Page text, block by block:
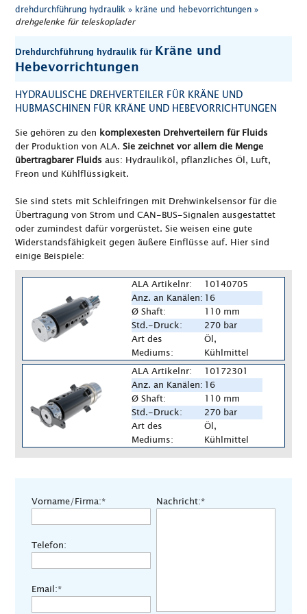
drehdurchführung hydraulik » kräne und hebevorrichtungen »
drehgelenke für teleskoplader
Drehdurchführung hydraulik für Kräne und
Hebevorrichtungen
HYDRAULISCHE DREHVERTEILER FÜR KRÄNE UND
HUBMASCHINEN FÜR KRÄNE UND HEBEVORRICHTUNGEN
Sie gehören zu den komplexesten Drehverteilern für Fluids
der Produktion von ALA. Sie zeichnet vor allem die Menge
übertragbarer Fluids aus: Hydrauliköl, pflanzliches Öl, Luft,
Freon und Kühlflüssigkeit.
Sie sind stets mit Schleifringen mit Drehwinkelsensor für die
Übertragung von Strom und CAN-BUS-Signalen ausgestattet
oder zumindest dafür vorgerüstet. Sie weisen eine gute
Widerstandsfähigkeit gegen äußere Einflüsse auf. Hier sind
einige Beispiele:
ALA Artikelnr:
10140705
Anz. an Kanälen: 16
Ø Shaft:
110 mm
Std.-Druck:
270 bar
Art des
Mediums:
Öl,
Kühlmittel
ALA Artikelnr:
10172301
Anz. an Kanälen: 16
Ø Shaft:
110 mm
Std.-Druck:
270 bar
Art des
Mediums:
Öl,
Kühlmittel
Vorname/Firma:*
Telefon:
Email:*
Nachricht:*